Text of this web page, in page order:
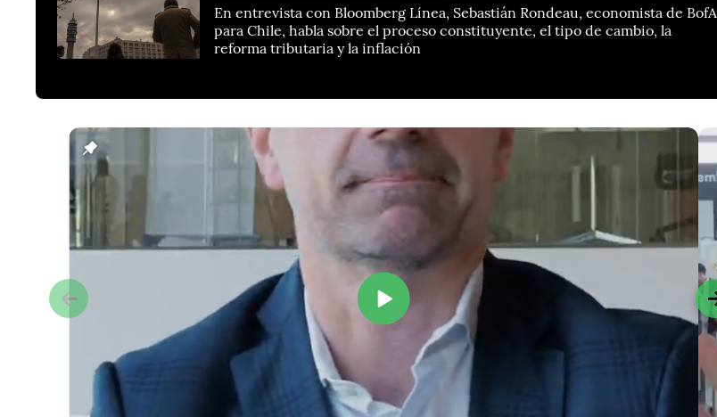
En entrevista con Bloomberg Línea, Sebastián Rondeau, economista de BofA
para Chile, habla sobre el proceso constituyente, el tipo de cambio, la
reforma tributaria y la inflación